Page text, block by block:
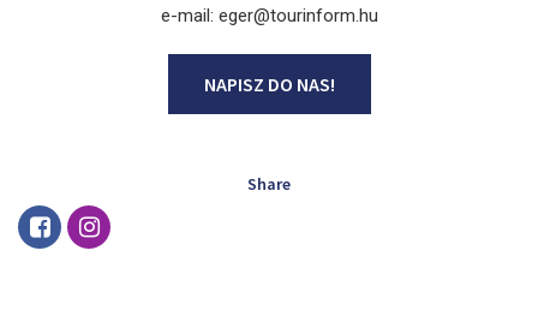
e-mail: eger@tourinform.hu
NAPISZ DO NAS!
Share